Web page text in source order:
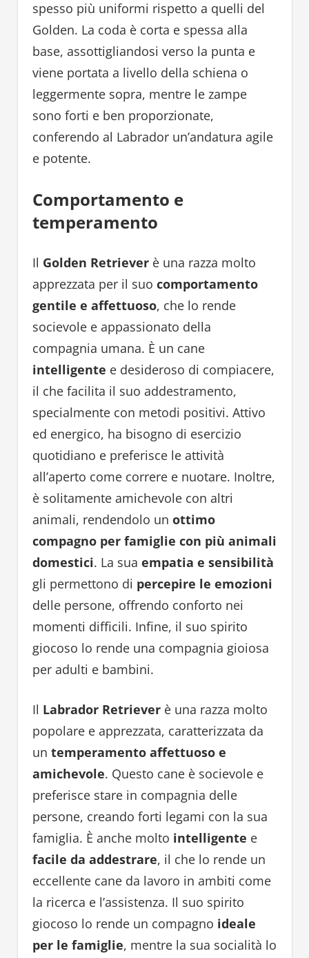
spesso più uniformi rispetto a quelli del
Golden. La coda è corta e spessa alla
base, assottigliandosi verso la punta e
viene portata a livello della schiena o
leggermente sopra, mentre le zampe
sono forti e ben proporzionate,
conferendo al Labrador un’andatura agile
e potente.
Comportamento e
temperamento
Il Golden Retrieverè una razza molto
apprezzata per il suo comportamento
gentile e affettuoso, che lo rende
socievole e appassionato della
compagnia umana. È un cane
intelligente e desideroso di compiacere,
il che facilita il suo addestramento,
specialmente con metodi positivi. Attivo
ed energico, ha bisogno di esercizio
quotidiano e preferisce le attività
all’aperto come correre e nuotare. Inoltre,
è solitamente amichevole con altri
animali, rendendolo un ottimo
compagno per famiglie con più animali
domestici. La sua empatia e sensibilità
gli permettono di percepire le emozioni
delle persone, offrendo conforto nei
momenti difficili. Infine, il suo spirito
giocoso lo rende una compagnia gioiosa
per adulti e bambini.
Il Labrador Retrieverè una razza molto
popolare e apprezzata, caratterizzata da
un temperamento affettuoso e
amichevole. Questo cane è socievole e
preferisce stare in compagnia delle
persone, creando forti legami con la sua
famiglia. È anche molto intelligente e
facile da addestrare, il che lo rende un
eccellente cane da lavoro in ambiti come
la ricerca e l’assistenza. Il suo spirito
giocoso lo rende un compagno ideale
per le famiglie, mentre la sua socialità lo